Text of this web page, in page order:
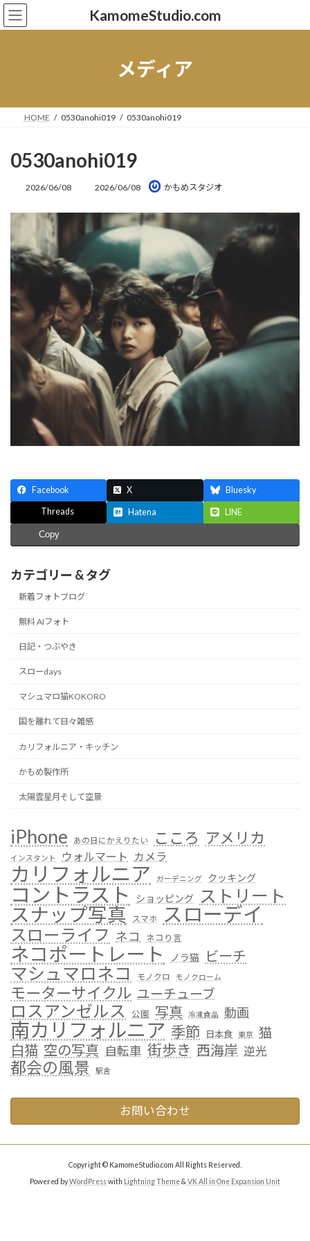
コ
ン
ナ
ビ
KamomeStudio.com
メディア
HOME 0530anohi019 0530anohi019
0530anohi019
2026/06/08
最
日
2026/06/08 かもめスタジオ
Facebook X Bluesky
Threads Hatena LINE
Copy
カテゴリー & タグ
新着フォトブログ
無料 AIフォト
日記・つぶやき
スローdays
マシュマロ猫KOKORO
国を離れて日々雑感
カリフォルニア・キッチン
かもめ製作所
太陽雲星月そして空景
iPhone あの日にかえりたい こころ アメリカ
インスタント ウォルマート カメラ
カリフォルニア ガーデニング クッキング
コントラスト ショッピング ストリート
スナップ写真 スマホ スローデイ
スローライフ ネコ ネコり言
ネコポートレート ノラ猫 ビーチ
マシュマロネコ モノクロ モノクローム
モーターサイクル ユーチューブ
ロスアンゼルス 公園 写真 冷凍食品 動画
南カリフォルニア 季節 日本食 東京 猫
白猫 空の写真 自転車 街歩き 西海岸 逆光
都会の風景 駅舎
お問い合わせ
Copyright © KamomeStudio.com All Rights Reserved.
Powered byWordPresswith Lightning Theme& VK All in One Expansion Unit